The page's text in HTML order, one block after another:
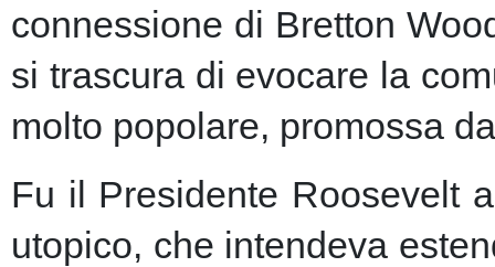
connessione di Bretton
si trascura di evocare la
molto popolare, promossa
Fu il Presidente Roosevelt
utopico, che intendeva